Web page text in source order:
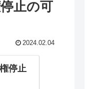
止の可
2024.02.04
停止